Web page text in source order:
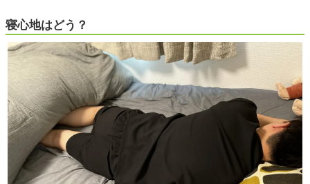
寝心地はどう？